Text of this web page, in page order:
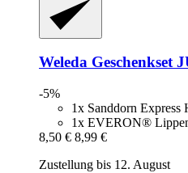
Weleda Geschenkset
-5%
1x Sanddorn Express
1x EVERON®
8,50 € 8,99 €
Zustellung bis 12. August